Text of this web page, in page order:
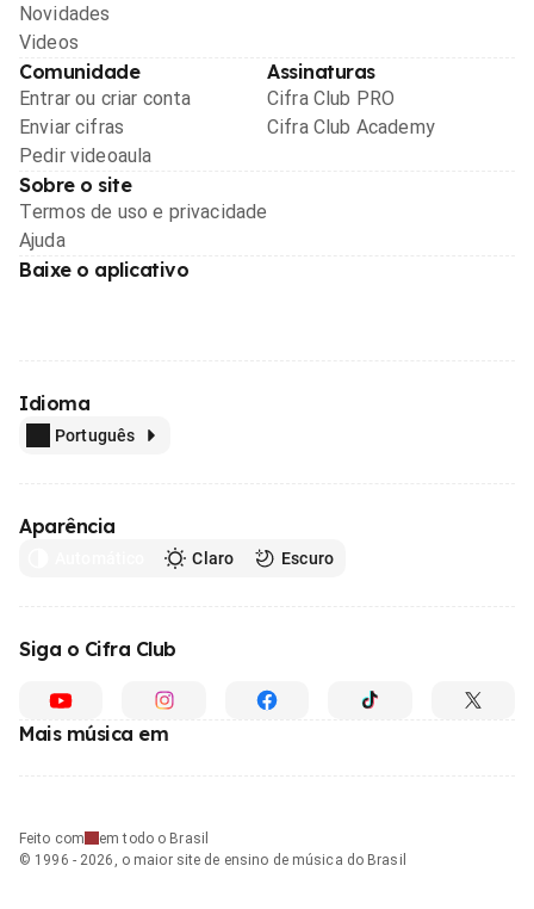
Novidades
Videos
Comunidade
Entrar ou criar conta
Enviar cifras
Pedir videoaula
Assinaturas
Cifra Club PRO
Cifra Club Academy
Sobre o site
Termos de uso e privacidade
Ajuda
Baixe o aplicativo
Idioma
Português
Aparência
Claro Escuro
Siga o Cifra Club
Mais música em
Feito com
em todo o Brasil
© 1996 - 2026, o maior site de ensino de música do Brasil